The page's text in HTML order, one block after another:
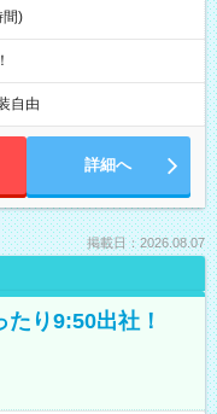
)
自由
詳細へ
掲載日：2026.08.07
り9:50出社！